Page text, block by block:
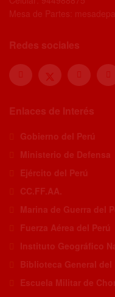
Mesa de Partes:
Redes sociales
Enlaces de Interés
Gobierno del Perú
Ministerio de Defensa
Ejército del Perú
CC.FF.AA.
Marina de Guerra del
Fuerza Aérea del Perú
Instituto Geográfico
Biblioteca General del
Escuela Militar de